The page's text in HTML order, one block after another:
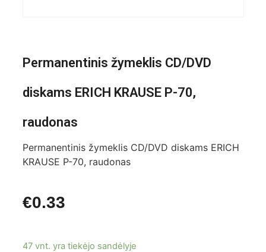
Permanentinis žymeklis CD/DVD
diskams ERICH KRAUSE P-70,
raudonas
Permanentinis žymeklis CD/DVD diskams ERICH
KRAUSE P-70, raudonas
€0.33
47 vnt. yra tiekėjo sandėlyje